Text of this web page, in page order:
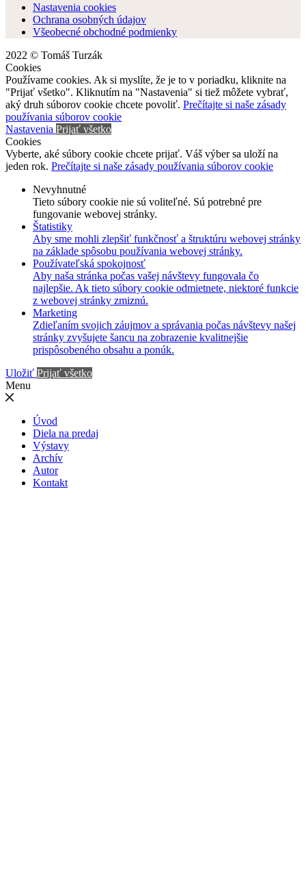
Nastavenia cookies
Ochrana osobných údajov
Všeobecné obchodné podmienky
2022 © Tomáš Turzák
Cookies
Používame cookies. Ak si myslíte, že je to v poriadku, kliknite na
"Prijať všetko". Kliknutím na "Nastavenia" si tiež môžete vybrať,
aký druh súborov cookie chcete povoliť. Prečítajte si naše zásady
používania súborov cookie
Nastavenia Prijať všetko
Cookies
Vyberte, aké súbory cookie chcete prijať. Váš výber sa uloží na
jeden rok. Prečítajte si naše zásady používania súborov cookie
Nevyhnutné
Tieto súbory cookie nie sú voliteľné. Sú potrebné pre
fungovanie webovej stránky.
Štatistiky
Aby sme mohli zlepšiť funkčnosť a štruktúru webovej stránky
na základe spôsobu používania webovej stránky.
Používateľská spokojnosť
Aby naša stránka počas vašej návštevy fungovala čo
najlepšie. Ak tieto súbory cookie odmietnete, niektoré funkcie
z webovej stránky zmiznú.
Marketing
Zdieľaním svojich záujmov a správania počas návštevy našej
stránky zvyšujete šancu na zobrazenie kvalitnejšie
prispôsobeného obsahu a ponúk.
Uložiť Prijať všetko
Menu
Úvod
Diela na predaj
Výstavy
Archív
Autor
Kontakt